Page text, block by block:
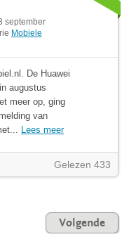
september
Mobiele
De Huawei
augustus
meer op, ging
van
Lees meer
Gelezen 433
Volgende